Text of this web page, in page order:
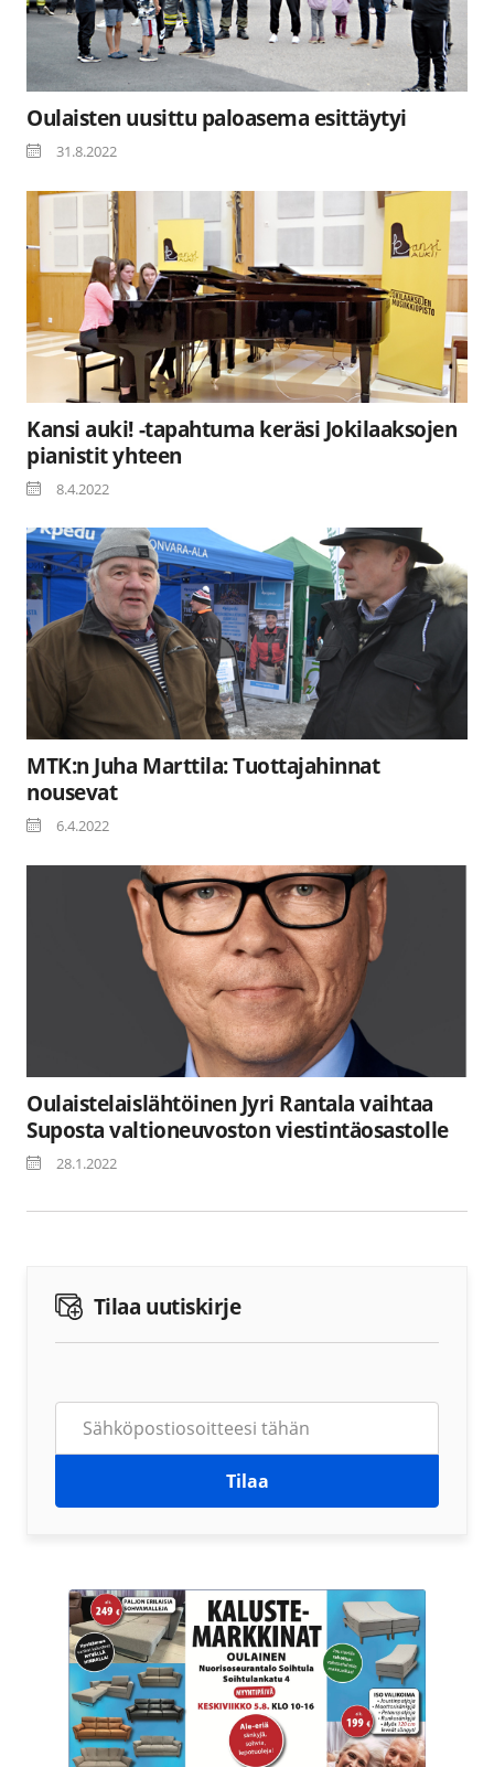
Oulaisten uusittu paloasema esittäytyi
31.8.2022
Kansi auki! -tapahtuma keräsi Jokilaaksojen
pianistit yhteen
8.4.2022
MTK:n Juha Marttila: Tuottajahinnat
nousevat
6.4.2022
Oulaistelaislähtöinen Jyri Rantala vaihtaa
Suposta valtioneuvoston viestintäosastolle
28.1.2022
Tilaa uutiskirje
Tilaa